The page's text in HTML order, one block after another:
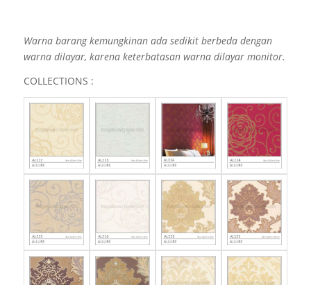
Warna barang kemungkinan ada sedikit berbeda dengan
warna dilayar, karena keterbatasan warna dilayar monitor.
COLLECTIONS :